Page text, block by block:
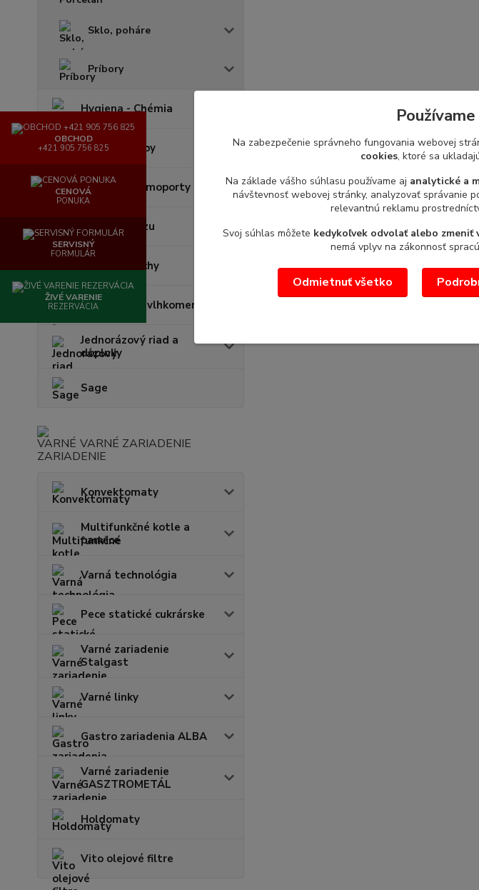
Sklo, poháre
Príbory
Hygiena - Chémia
Gastronádoby
Várnice - termoporty
Lapače hmyzu
Batérie, sprchy
Teplomery - vlhkomery
Jednorázový riad a
doplnky
Sage
VARNÉ ZARIADENIE
Konvektomaty
Multifunkčné kotle a
panvice
Varná technológia
Pece statické cukrárske
Varné zariadenie
Stalgast
Varné linky
Gastro zariadenia ALBA
Varné zariadenie
GASZTROMETÁL
Holdomaty
Vito olejové filtre
OBCHOD
+421 905 756 825
CENOVÁ
PONUKA
SERVISNÝ
FORMULÁR
ŽIVÉ VARENIE
REZERVÁCIA
Na zabezpečenie správneho fungovania webovej
cookies, ktoré sa
Na základe vášho súhlasu používame aj analytické a
návštevnosť webovej stránky, analyzovať správanie
relevantnú reklamu
Svoj súhlas môžete kedykoľvek odvolať alebo zmeniť
nemá vplyv na zákonnosť
Odmietnuť všetko